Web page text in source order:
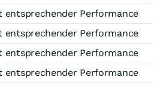
entsprechender Performance
entsprechender Performance
entsprechender Performance
entsprechender Performance